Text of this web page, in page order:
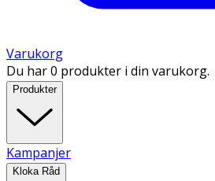
Varukorg
Du har 0 produkter i din varukorg.
Produkter
Kampanjer
Kloka Råd